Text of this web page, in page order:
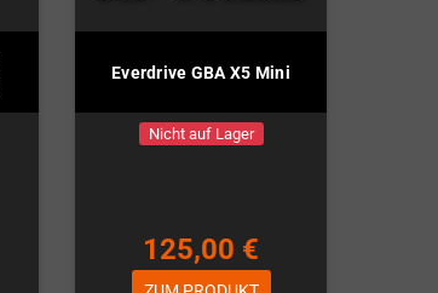
Everdrive GBA X5 Mini
Nicht auf Lager
125,00 €